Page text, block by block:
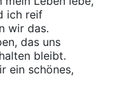
ich reif
wir das.
das uns
bleibt.
ein schönes,